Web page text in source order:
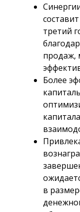
третий
продаж,
Более
в